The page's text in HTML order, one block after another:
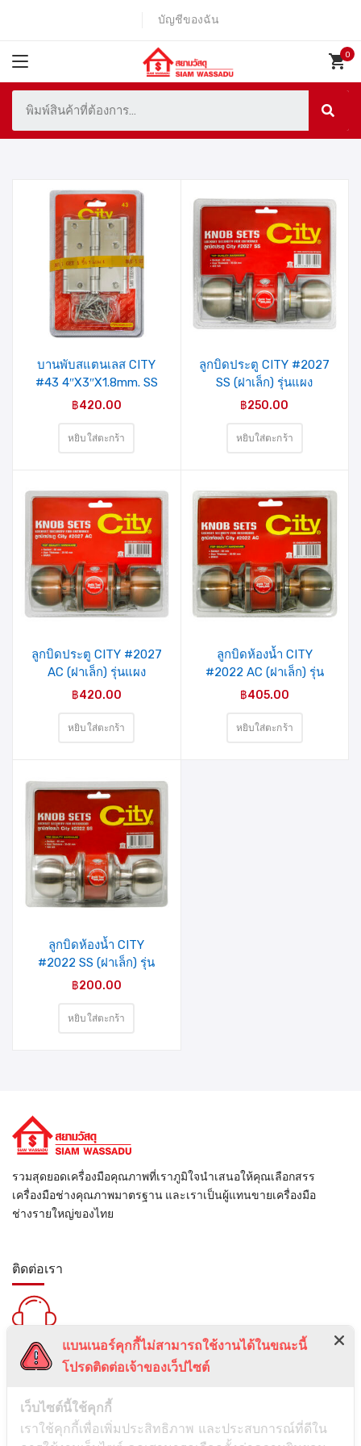
บัญชีของฉัน
บานพับสแตนเลส CITY
#43 4″X3″X1.8mm. SS
(3อัน/แผง) รุ่นแผงคู่
฿420.00
หยิบใส่ตะกร้า
ลูกบิดประตู CITY #2027
SS (ฝาเล็ก) รุ่นแผง
฿250.00
หยิบใส่ตะกร้า
ลูกบิดประตู CITY #2027
AC (ฝาเล็ก) รุ่นแผง
฿420.00
หยิบใส่ตะกร้า
ลูกบิดห้องน้ำ CITY
#2022 AC (ฝาเล็ก) รุ่น
แผง
฿405.00
หยิบใส่ตะกร้า
ลูกบิดห้องน้ำ CITY
#2022 SS (ฝาเล็ก) รุ่น
แผง
฿200.00
หยิบใส่ตะกร้า
รวมสุดยอดเครื่องมือคุณภาพที่เราภูมิใจนำเสนอให้คุณเลือกสรร
เครื่องมือช่างคุณภาพมาตรฐาน และเราเป็นผู้แทนขายเครื่องมือ
ช่างรายใหญ่ของไทย
ติดต่อเรา
สายด่วน :
099-5095739
เลขที่ 1 ซอยลาดพร้าว 24 แขวงจอมพล เขตจตุจักร กรุงเทพมหานคร
10900
แบนเนอร์คุกกี้ไม่สามารถใช้งานได้ในขณะนี้
โปรดติดต่อเจ้าของเว็ปไซต์
เว็บไซต์นี้ใช้คุกกี้
เราใช้คุกกี้เพื่อเพิ่มประสิทธิภาพ และประสบการณ์ที่ดีใน